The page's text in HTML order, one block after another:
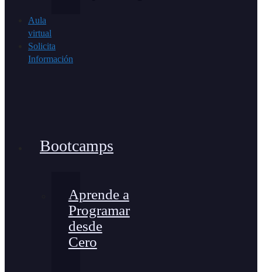
Aula
virtual
Solicita
Información
Bootcamps
Aprende a
Programar
desde
Cero